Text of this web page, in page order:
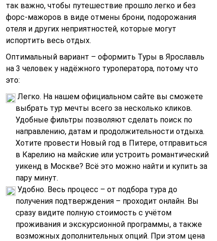
так важно, чтобы путешествие прошло легко и без
форс-мажоров в виде отмены брони, подорожания
отеля и других неприятностей, которые могут
испортить весь отдых.
Оптимальный вариант – оформить Туры в Ярославль
на 3 человек у надёжного туроператора, потому что
это:
Легко. На нашем официальном сайте вы сможете
выбрать тур мечты всего за несколько кликов.
Удобные фильтры позволяют сделать поиск по
направлению, датам и продолжительности отдыха.
Хотите провести Новый год в Питере, отправиться
в Карелию на майские или устроить романтический
уикенд в Москве? Всё это можно найти и купить за
пару минут.
Удобно. Весь процесс – от подбора тура до
получения подтверждения – проходит онлайн. Вы
сразу видите полную стоимость с учётом
проживания и экскурсионной программы, а также
возможных дополнительных опций. При этом цена